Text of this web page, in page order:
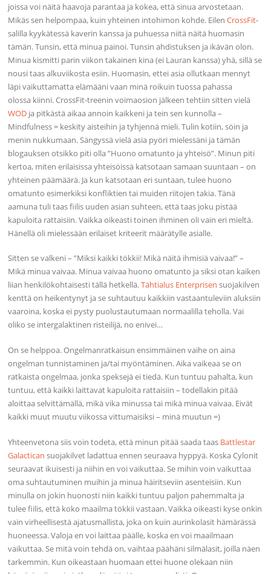
joissa voi näitä haavoja parantaa ja kokea, että sinua arvostetaan.
Mikäs sen helpompaa, kuin yhteinen intohimon kohde. EilenCrossFit-
salilla kyykätessä kaverin kanssa ja puhuessa niitä näitä huomasin
tämän. Tunsin, että minua painoi. Tunsin ahdistuksen ja ikävän olon.
Minua kismitti parin viikon takainen kina (ei Lauran kanssa) yhä, sillä se
nousi taas alkuviikosta esiin. Huomasin, ettei asia ollutkaan mennyt
läpi vaikuttamatta elämääni vaan minä roikuin tuossa pahassa
olossa kiinni. CrossFit-treenin voimaosion jälkeen tehtiin sitten vielä
WOD ja pitkästä aikaa annoin kaikkeni ja tein sen kunnolla –
Mindfulness = keskity aisteihin ja tyhjennä mieli. Tulin kotiin, söin ja
menin nukkumaan. Sängyssä vielä asia pyöri mielessäni ja tämän
blogauksen otsikko piti olla ”Huono omatunto ja yhteisö”. Minun piti
kertoa, miten erilaisissa yhteisöissä katsotaan samaan suuntaan – on
yhteinen päämäärä. Ja kun katsotaan eri suntaan, tulee huono
omatunto esimerkiksi konfliktien tai muiden riitojen takia. Tänä
aamuna tuli taas fiilis uuden asian suhteen, että taas joku pistää
kapuloita rattaisiin. Vaikka oikeasti toinen ihminen oli vain eri mieltä.
Hänellä oli mielessään erilaiset kriteerit määrätylle asialle.
Sitten se valkeni – ”Miksi kaikki tökkii! Mikä näitä ihmisiä vaivaa!” –
Mikä minua vaivaa. Minua vaivaa huono omatunto ja siksi otan kaiken
liian henkilökohtaisesti tällä hetkellä.Tähtialus Enterprisen suojakilven
kenttä on heikentynyt ja se suhtautuu kaikkiin vastaantuleviin aluksiin
vaaroina, koska ei pysty puolustautumaan normaalilla teholla. Vai
oliko se intergalaktinen risteilijä, no enivei…
On se helppoa. Ongelmanratkaisun ensimmäinen vaihe on aina
ongelman tunnistaminen ja/tai myöntäminen. Aika vaikeaa se on
ratkaista ongelmaa, jonka speksejä ei tiedä. Kun tuntuu pahalta, kun
tuntuu, että kaikki laittavat kapuloita rattaisiin – todellakin pitää
aloittaa selvittämällä, mikä vika minussa tai mikä minua vaivaa. Eivät
kaikki muut muutu viikossa vittumaisiksi – minä muutun =)
Yhteenvetona siis voin todeta, että minun pitää saada taas Battlestar
Galactican suojakilvet ladattua ennen seuraava hyppyä. Koska Cylonit
seuraavat ikuisesti ja niihin en voi vaikuttaa. Se mihin voin vaikuttaa
oma suhtautuminen muihin ja minua häiritseviin asenteisiin. Kun
minulla on jokin huonosti niin kaikki tuntuu paljon pahemmalta ja
tulee fiilis, että koko maailma tökkii vastaan. Vaikka oikeasti kyse onkin
vain virheellisestä ajatusmallista, joka on kuin aurinkolasit hämärässä
huoneessa. Valoja en voi laittaa päälle, koska en voi maailmaan
vaikuttaa. Se mitä voin tehdä on, vaihtaa päähäni silmälasit, joilla näen
tarkemmin. Kun oikeastaan huomaan ettei huone olekaan niin